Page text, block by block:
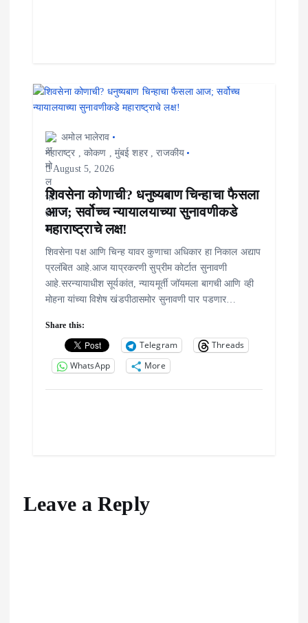
अमोल भालेराव
महाराष्ट्र ,कोकण मुंबई शहर,राजकीय
August 5, 2026
शिवसेना कोणाची? धनुष्यबाण चिन्हाचा फैसला
आज; सर्वोच्च न्यायालयाच्या सुनावणीकडे
महाराष्ट्राचे लक्ष!
शिवसेना पक्ष आणि चिन्ह यावर कुणाचा अधिकार हा निकाल अद्याप
प्रलंबित आहे.आज याप्रकरणी सुप्रीम कोर्टात सुनावणी
आहे.सरन्यायाधीश सूर्यकांत, न्यायमूर्ती जॉयमला बागची आणि व्ही
मोहना यांच्या विशेष खंडपीठासमोर सुनावणी पार पडणार…
Share this:
Telegram
Threads
WhatsApp
More
Leave a Reply